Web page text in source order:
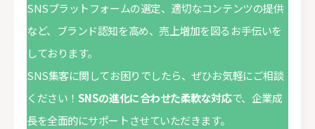
SNSプラットフォームの選定、適切なコンテンツの提供
など、ブランド認知を高め、売上増加を図るお手伝いを
しております。
SNS集客に関してお困りでしたら、ぜひお気軽にご相談
ください！ SNSの進化に合わせた柔軟な対応で、企業成
長を全面的にサポートさせていただきます。